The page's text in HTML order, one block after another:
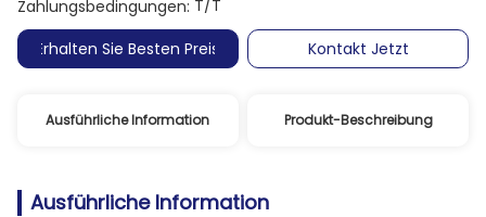
Zahlungsbedingungen: T/T
Erhalten Sie Besten Preis
Kontakt Jetzt
Ausführliche Information Produkt-Beschreibung
Ausführliche Information